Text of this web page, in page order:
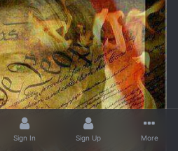
Sign In Sign Up More